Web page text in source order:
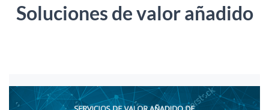
Soluciones de valor añadido